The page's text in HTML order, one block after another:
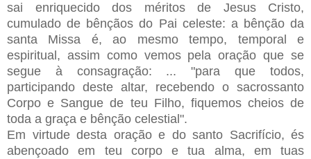
sai enriquecido dos méritos de Jesus Cristo,
cumulado de bênçãos do Pai celeste: a bênção da
santa Missa é, ao mesmo tempo, temporal e
espiritual, assim como vemos pela oração que se
segue à consagração: ... "para que todos,
participando deste altar, recebendo o sacrossanto
Corpo e Sangue de teu Filho, fiquemos cheios de
toda a graça e bênção celestial".
Em virtude desta oração e do santo Sacrifício, és
abençoado em teu corpo e tua alma, em tuas